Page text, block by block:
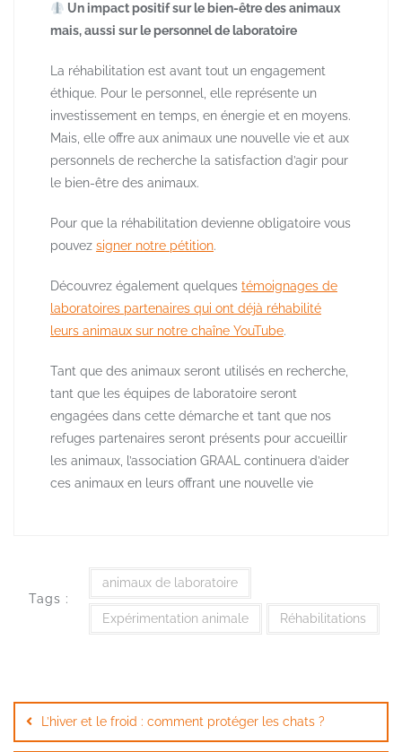
​ Un impact positif sur le bien-être des animaux
mais, aussi sur le personnel de laboratoire
La réhabilitation est avant tout un engagement
éthique. Pour le personnel, elle représente un
investissement en temps, en énergie et en moyens.
Mais, elle offre aux animaux une nouvelle vie et aux
personnels de recherche la satisfaction d’agir pour
le bien-être des animaux.
Pour que la réhabilitation devienne obligatoire vous
pouvez signer notre pétition.
Découvrez également quelques témoignages de
laboratoires partenaires qui ont déjà réhabilité
leurs animaux sur notre chaîne YouTube.
Tant que des animaux seront utilisés en recherche,
tant que les équipes de laboratoire seront
engagées dans cette démarche et tant que nos
refuges partenaires seront présents pour accueillir
les animaux, l’association GRAAL continuera d’aider
ces animaux en leurs offrant une nouvelle vie
Tags :
animaux de laboratoire
Expérimentation animale Réhabilitations
L’hiver et le froid : comment protéger les chats ?